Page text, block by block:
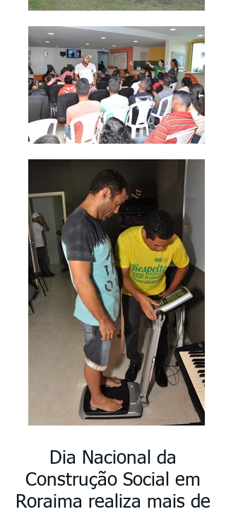
Dia Nacional da
Construção Social em
Roraima realiza mais de